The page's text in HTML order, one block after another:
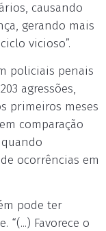
causando
gerando mais
vicioso”.
policiais penais
agressões,
primeiros meses
comparação
ocorrências em
pode ter
“(...) Favorece o